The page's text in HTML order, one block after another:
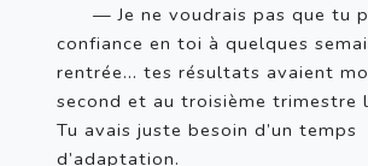
— Je ne voudrais pas que tu
confiance en toi à quelques
rentrée… tes résultats avaient
second et au troisième trimestre
Tu avais juste besoin d’un temps
d’adaptation.